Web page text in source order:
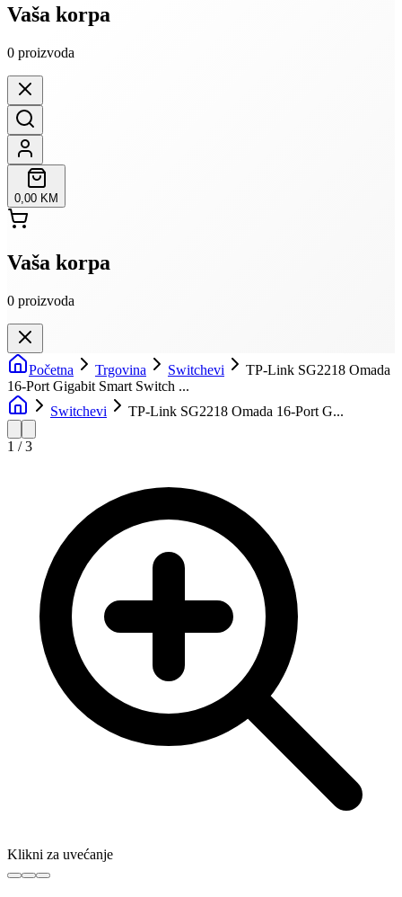
Vaša korpa
0 proizvoda
0,00 KM
Vaša korpa
0 proizvoda
Početna Trgovina Switchevi
TP-Link SG2218 Omada
16-Port Gigabit Smart Switch ...
Switchevi
TP-Link SG2218 Omada 16-Port G...
1 /3
Klikni za uvećanje